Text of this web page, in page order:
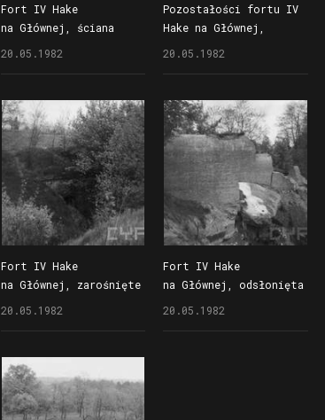
Fort IV Hake
na Głównej, ściana
koszar w szyi fortu
20.05.1982
Pozostałości fortu IV
Hake na Głównej,
podwalnia i wyjazd
drzewem), powyżej
resztki trawersu,
w głębi komin
elektrowni
20.05.1982
Fort IV Hake
na Głównej, zarośnięte
20.05.1982
Fort IV Hake
na Głównej, odsłonięta
20.05.1982